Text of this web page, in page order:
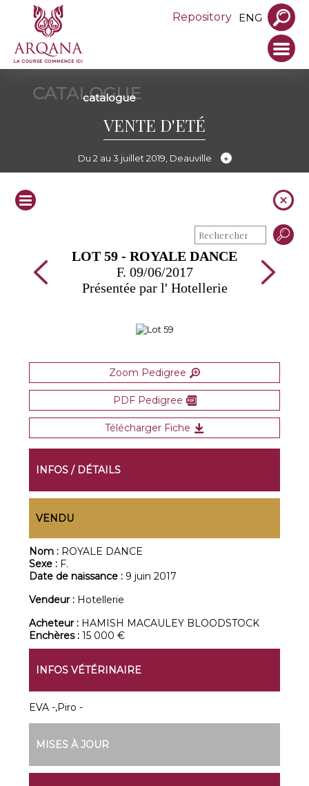
Repository ENG
CATALOGUE
catalogue
VENTE D'ETÉ
Du 2 au 3 juillet 2019, Deauville
LOT 59 - ROYALE DANCE
F. 09/06/2017
Présentée par l' Hotellerie
Zoom Pedigree
PDF Pedigree
Télécharger Fiche
INFOS / DÉTAILS
VENDU
Nom : ROYALE DANCE
Sexe : F.
Date de naissance : 9 juin 2017
Vendeur : Hotellerie
Acheteur : HAMISH MACAULEY BLOODSTOCK
Enchères :15 000 €
INFOS VÉTÉRINAIRE
EVA -,Piro -
MISES À JOUR